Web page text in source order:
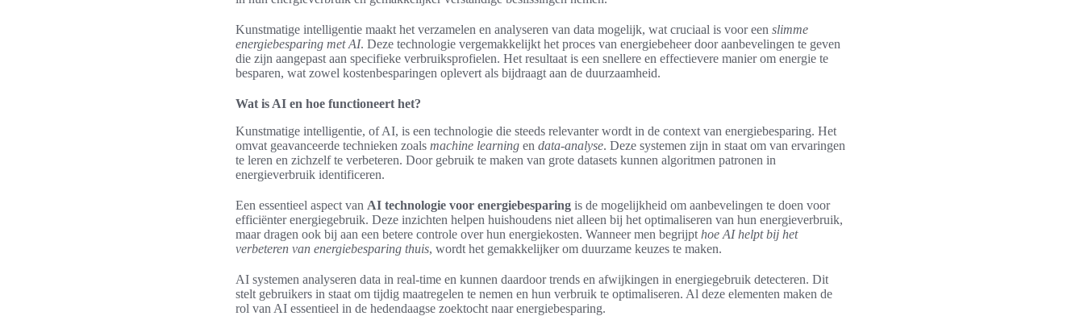
Kunstmatige intelligentie maakt het verzamelen en analyseren van data mogelijk, wat cruciaal is voor een slimme
energiebesparing met AI. Deze technologie vergemakkelijkt het proces van energiebeheer door aanbevelingen te geven
die zijn aangepast aan specifieke verbruiksprofielen. Het resultaat is een snellere en effectievere manier om energie te
besparen, wat zowel kostenbesparingen oplevert als bijdraagt aan de duurzaamheid.
Wat is AI en hoe functioneert het?
Kunstmatige intelligentie, of AI, is een technologie die steeds relevanter wordt in de context van energiebesparing. Het
omvat geavanceerde technieken zoals machine learning en data-analyse. Deze systemen zijn in staat om van ervaringen
te leren en zichzelf te verbeteren. Door gebruik te maken van grote datasets kunnen algoritmen patronen in
energieverbruik identificeren.
Een essentieel aspect van AI technologie voor energiebesparing is de mogelijkheid om aanbevelingen te doen voor
efficiënter energiegebruik. Deze inzichten helpen huishoudens niet alleen bij het optimaliseren van hun energieverbruik,
maar dragen ook bij aan een betere controle over hun energiekosten. Wanneer men begrijpt hoe AI helpt bij het
verbeteren van energiebesparing thuis, wordt het gemakkelijker om duurzame keuzes te maken.
AI systemen analyseren data in real-time en kunnen daardoor trends en afwijkingen in energiegebruik detecteren. Dit
stelt gebruikers in staat om tijdig maatregelen te nemen en hun verbruik te optimaliseren. Al deze elementen maken de
rol van AI essentieel in de hedendaagse zoektocht naar energiebesparing.